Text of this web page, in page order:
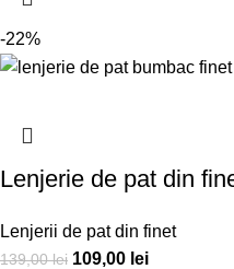
-22%
Lenjerie de pat din
Lenjerii de pat din finet
139,00lei 109,00 lei